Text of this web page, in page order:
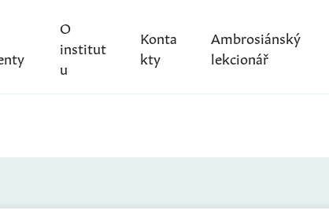
O
institut
u
Konta
kty
Ambrosiánský
lekcionář